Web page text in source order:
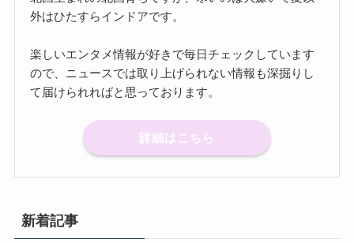
外はひたすらインドアです。
楽しいエンタメ情報が好きで毎日チェックしています
ので、ニュースでは取り上げられない情報も深掘りし
て届けられればと思っております。
詳細はこちら
新着記事